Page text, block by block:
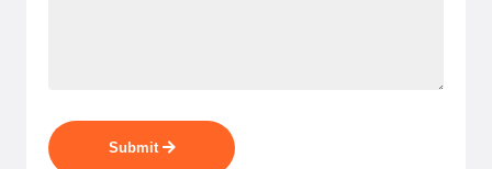
Submit